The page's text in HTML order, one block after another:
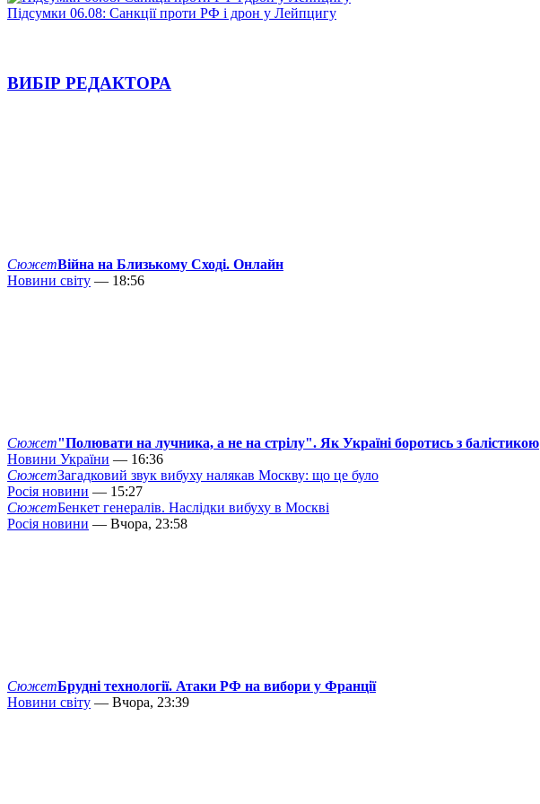
Підсумки 06.08: Санкції проти РФ і дрон у Лейпцигу
ВИБІР РЕДАКТОРА
СюжетВійна на Близькому Сході. Онлайн
Новини світу — 18:56
Сюжет"Полювати на лучника, а не на стрілу". Як Україні боротись з балістикою
Новини України — 16:36
СюжетЗагадковий звук вибуху налякав Москву: що це було
Росія новини — 15:27
СюжетБенкет генералів. Наслідки вибуху в Москві
Росія новини — Вчора, 23:58
СюжетБрудні технології. Атаки РФ на вибори у Франції
Новини світу — Вчора, 23:39